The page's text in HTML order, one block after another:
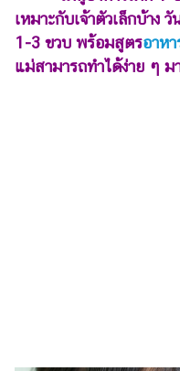
รูปภาพ
ดู
เหมาะกับเจ้าตัวเล็กบ้าง
1-3 ขวบ พร้อมสูตรอาห
แม่สามารถทำได้ง่าย ๆ ม